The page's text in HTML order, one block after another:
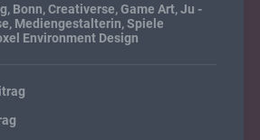
, Bonn,Creativerse,Game Art,Ju -
, Mediengestalterin,Spiele
Environment Design